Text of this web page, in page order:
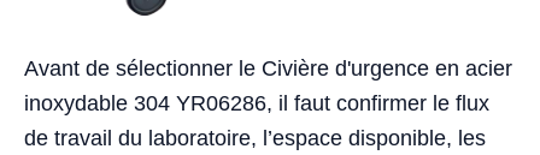
Avant de sélectionner le Civière d'urgence en acier
inoxydable 304 YR06286, il faut confirmer le flux
de travail du laboratoire, l’espace disponible, les